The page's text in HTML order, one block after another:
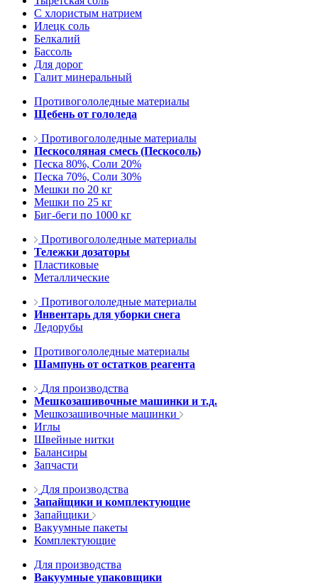
С хлористым натрием
Илецк соль
Белкалий
Бассоль
Для дорог
Галит минеральный
Противогололедные материалы
Щебень от гололеда
Противогололедные материалы
Пескосоляная смесь (Пескосоль)
Песка 80%, Соли 20%
Песка 70%, Соли 30%
Мешки по 20 кг
Мешки по 25 кг
Биг-беги по 1000 кг
Противогололедные материалы
Тележки дозаторы
Пластиковые
Металлические
Противогололедные материалы
Инвентарь для уборки снега
Ледорубы
Противогололедные материалы
Шампунь от остатков реагента
Для производства
Мешкозашивочные машинки и т.д.
Мешкозашивочные машинки
Иглы
Швейные нитки
Балансиры
Запчасти
Для производства
Запайщики и комплектующие
Запайщики
Вакуумные пакеты
Комплектующие
Для производства
Вакуумные упаковщики